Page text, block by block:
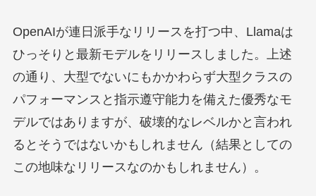
OpenAIが連日派手なリリースを打つ中、Llamaは
ひっそりと最新モデルをリリースしました。上述
の通り、大型でないにもかかわらず大型クラスの
パフォーマンスと指示遵守能力を備えた優秀なモ
デルではありますが、破壊的なレベルかと言われ
るとそうではないかもしれません（結果としての
この地味なリリースなのかもしれません）。